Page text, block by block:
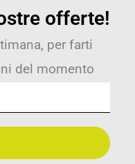
offerte!
per farti
del momento